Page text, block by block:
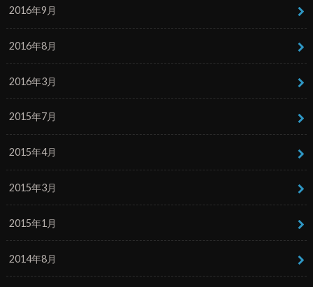
2016年9月
2016年8月
2016年3月
2015年7月
2015年4月
2015年3月
2015年1月
2014年8月